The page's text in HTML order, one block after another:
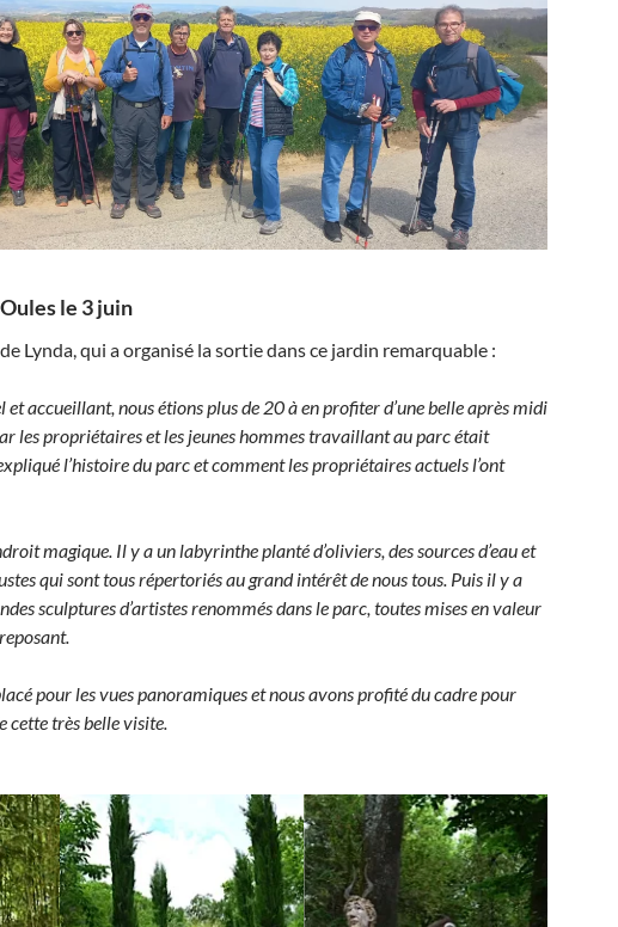
le 3 juin
Lynda, qui a organisé la sortie dans ce jardin remarquable :
et accueillant, nous étions plus de 20 à en profiter d’une belle après midi
les propriétaires et les jeunes hommes travaillant au parc était
l’histoire du parc et comment les propriétaires actuels l’ont
magique. Il y a un labyrinthe planté d’oliviers, des sources d’eau et
qui sont tous répertoriés au grand intérêt de nous tous. Puis il y a
sculptures d’artistes renommés dans le parc, toutes mises en valeur
pour les vues panoramiques et nous avons profité du cadre pour
cette très belle visite.